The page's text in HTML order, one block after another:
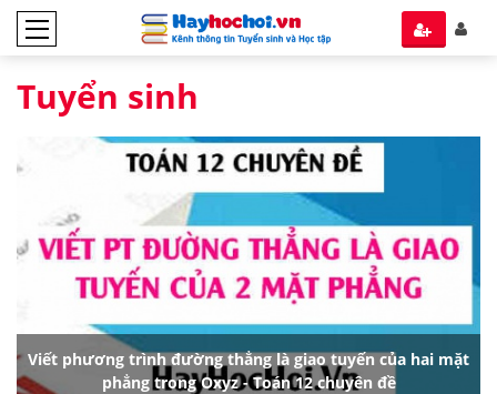
Tuyển sinh
Viết phương trình đường thẳng là giao tuyến của hai mặt
phẳng trong Oxyz - Toán 12 chuyên đề